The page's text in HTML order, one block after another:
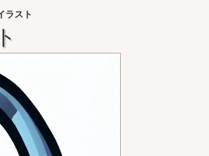
ラスト